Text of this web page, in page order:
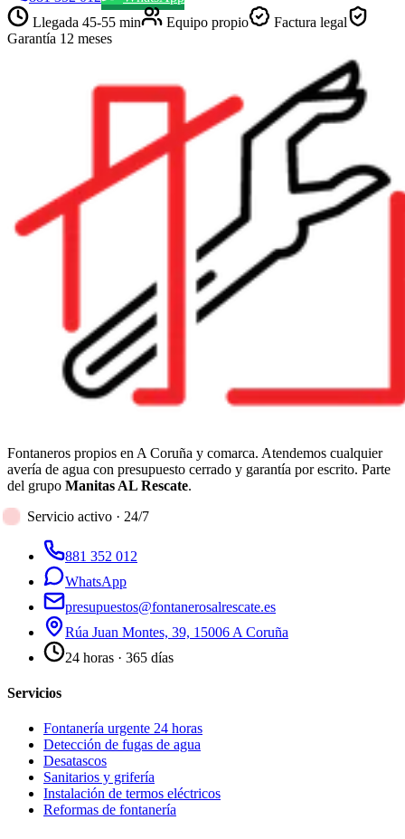
Llegada 45-55 min Equipo propio
Factura legal
Garantía 12 meses
Fontaneros propios en A Coruña y comarca. Atendemos cualquier
avería de agua con presupuesto cerrado y garantía por escrito. Parte
del grupo Manitas AL Rescate.
Servicio activo · 24/7
881 352 012
WhatsApp
presupuestos@fontanerosalrescate.es
Rúa Juan Montes, 39, 15006 A Coruña
24 horas · 365 días
Servicios
Fontanería urgente 24 horas
Detección de fugas de agua
Desatascos
Sanitarios y grifería
Instalación de termos eléctricos
Reformas de fontanería